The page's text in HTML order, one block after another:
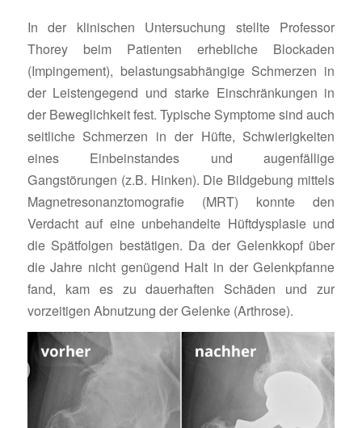
In der klinischen Untersuchung stellte Professor
Thorey beim Patienten erhebliche Blockaden
(Impingement), belastungsabhängige Schmerzen in
der Leistengegend und starke Einschränkungen in
der Beweglichkeit fest. Typische Symptome sind auch
seitliche Schmerzen in der Hüfte, Schwierigkeiten
eines Einbeinstandes und augenfällige
Gangstörungen (z.B. Hinken). Die Bildgebung mittels
Magnetresonanztomografie (MRT) konnte den
Verdacht auf eine unbehandelte Hüftdysplasie und
die Spätfolgen bestätigen. Da der Gelenkkopf über
die Jahre nicht genügend Halt in der Gelenkpfanne
fand, kam es zu dauerhaften Schäden und zur
vorzeitigen Abnutzung der Gelenke (Arthrose).